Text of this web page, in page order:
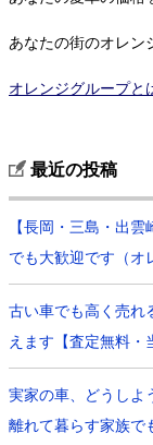
あなたの街のオレン
オレンジグループと
最近の投稿
【長岡・三島・出
でも大歓迎です（オ
古い車でも高く売れ
えます【査定無料・
実家の車、どうしよ
離れて暮らす家族で